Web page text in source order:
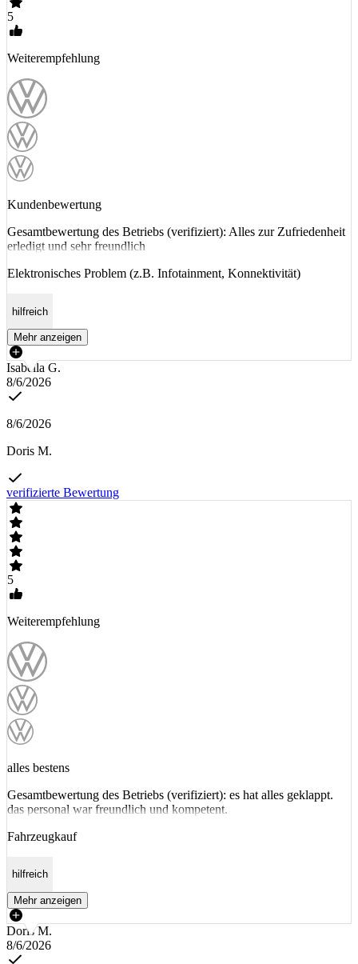
5
Weiterempfehlung
Kundenbewertung
Gesamtbewertung des Betriebs (verifiziert): Alles zur Zufriedenheit
erledigt und sehr freundlich
Elektronisches Problem (z.B. Infotainment, Konnektivität)
hilfreich
Mehr anzeigen
Isabella G.
8/6/2026
8/6/2026
Doris M.
verifizierte Bewertung
5
Weiterempfehlung
alles bestens
Gesamtbewertung des Betriebs (verifiziert): es hat alles geklappt.
das personal war freundlich und kompetent.
Fahrzeugkauf
hilfreich
Mehr anzeigen
Doris M.
8/6/2026